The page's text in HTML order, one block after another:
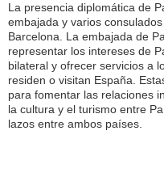
La presencia diplomática de
embajada y varios
Barcelona. La embajada de
representar los intereses de
bilateral y ofrecer servicios a
residen o visitan España.
para fomentar las relaciones
la cultura y el turismo entre
lazos entre ambos países.